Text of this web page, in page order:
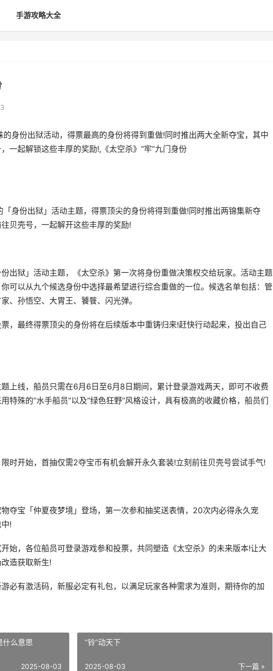
手游攻略大全
身份出狱活动，得票最高的身份将得到重做!同时推出两大全新夺宝，其中
一起解锁这些丰厚的奖励!,《太空杀》“牢”九门身份
份出狱」活动主题，得票顶尖的身份将得到重做!同时推出两锦集新夺
贝壳号，一起解开这些丰厚的奖励!
狱」活动主题，《太空杀》第一次将身份重做决策权交给玩家。活动主题
可以从九个候选身份中选择最希望进行综合重做的一位。候选名单包括：管
、孙悟空、大胃王、饕餮、闪光弹。
最终得票顶尖的身份将在后续版本中重铸归来!赶快行动起来，投出自己
线，船员只需在6月6日至6月8日期间，累计登录游戏两天，即可不收费
特殊的“水手船员”以及“绿色狂野”风格设计，具有极高的收藏价格，船员们
开始，首抽仅需2夺宝币有机会解开永久套装!立刻前往贝壳号尝试手气!
宝「仲夏夜梦境」登场，第一次参和抽奖送表情，20次内必得永久宠
!
，各位船员可登录游戏参和投票，共同塑造《太空杀》的未来版本!让大
造获取新生!
必有激活码，新服必定有礼包，以满足玩家各种需求为准则，期待你的加
什么意思
2025-08-03
“铃”动天下
下一篇 »
2025-08-03